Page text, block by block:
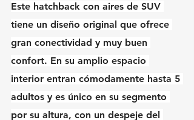
Este hatchback con aires de SUV
tiene un diseño original que ofrece
gran conectividad y muy buen
confort. En su amplio espacio
interior entran cómodamente hasta 5
adultos y es único en su segmento
por su altura, con un despeje del